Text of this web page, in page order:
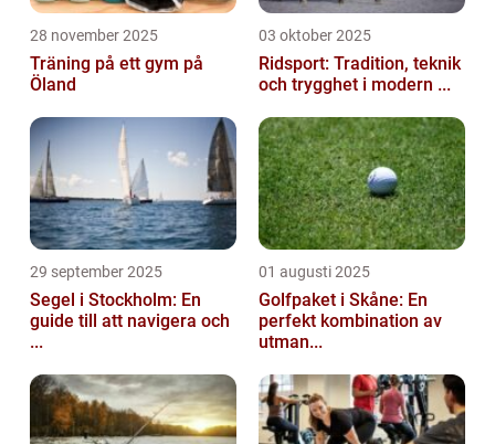
28 november 2025
Träning på ett gym på
Öland
03 oktober 2025
Ridsport: Tradition, teknik
och trygghet i modern ...
29 september 2025
Segel i Stockholm: En
guide till att navigera och
...
01 augusti 2025
Golfpaket i Skåne: En
perfekt kombination av
utman...